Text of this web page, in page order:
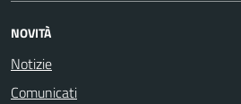
NOVITÀ
Notizie
Comunicati